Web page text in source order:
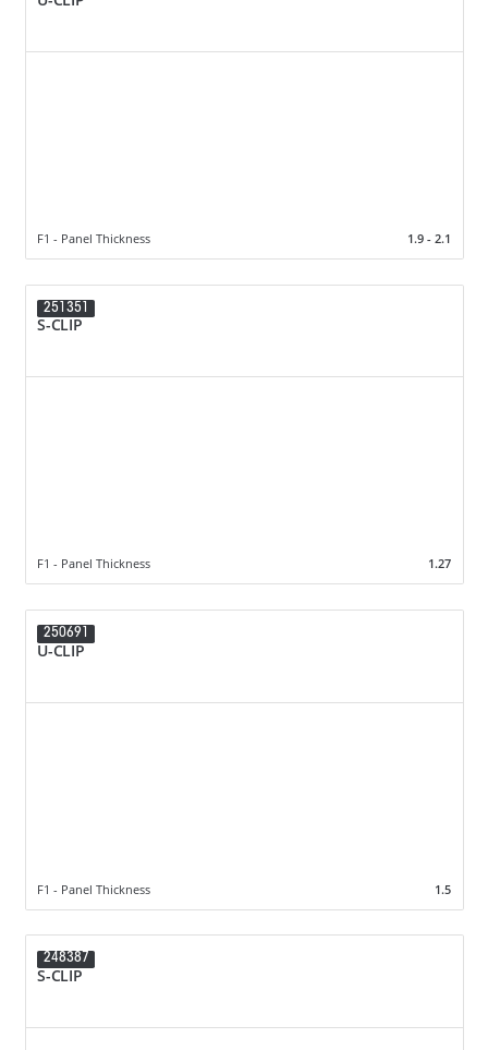
F1 - Panel Thickness 1.9 - 2.1
251351
S-CLIP
F1 - Panel Thickness 1.27
250691
U-CLIP
F1 - Panel Thickness 1.5
248387
S-CLIP